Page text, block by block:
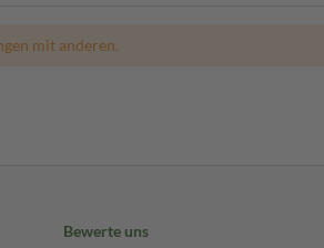
mit anderen.
Bewerte uns